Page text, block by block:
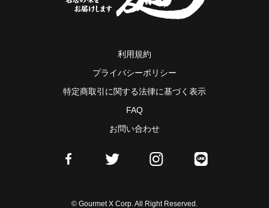
利用規約
プライバシーポリシー
特定商取引に関する法律に基づく表示
FAQ
お問い合わせ
© Gourmet X Corp. All Right Reserved.